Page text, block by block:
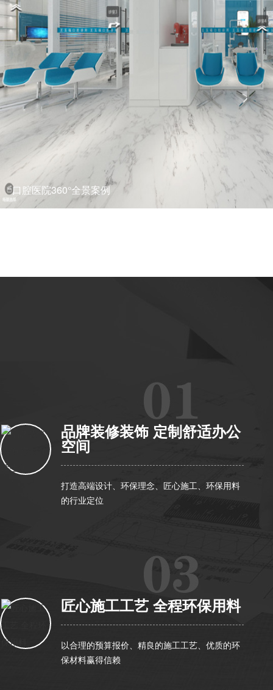
互联网医院360°全景案例
品牌装修装饰 定制舒适办公
空间
打造高端设计、环保理念、匠心施工、环保用料
的行业定位
匠心施工工艺 全程环保用料
以合理的预算报价、精良的施工工艺、优质的环
保材料赢得信赖